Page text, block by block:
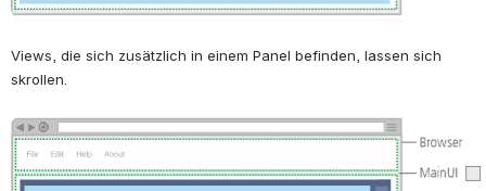
Views, die sich zusätzlich in einem Panel befinden, lassen sich
skrollen.
Open